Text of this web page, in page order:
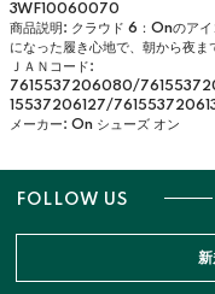
3WF10060070
商品説明: クラウド 6：Onのアイ
になった履き心地で、朝から夜ま
ＪＡＮコード:
7615537206080/
15537206127/
メーカー: On シューズ オン
FOLLOW US
新